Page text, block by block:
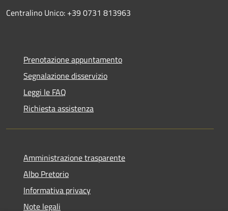
Centralino Unico: +39 0731 813963
Prenotazione appuntamento
Segnalazione disservizio
Leggi le FAQ
Richiesta assistenza
Amministrazione trasparente
Albo Pretorio
Informativa privacy
Note legali